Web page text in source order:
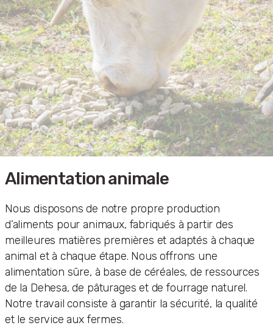
Alimentation animale
Nous disposons de notre propre production
d’aliments pour animaux, fabriqués à partir des
meilleures matières premières et adaptés à chaque
animal et à chaque étape. Nous offrons une
alimentation sûre, à base de céréales, de ressources
de la Dehesa, de pâturages et de fourrage naturel.
Notre travail consiste à garantir la sécurité, la qualité
et le service aux fermes.